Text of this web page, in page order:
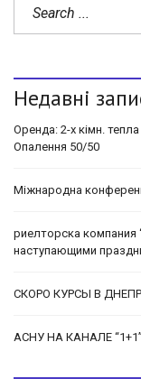
Недавні
Оренда: 2-х кімн.
Опалення 50/50
Міжнародна
риелторска компания
наступающими
СКОРО КУРСЫ В
АСНУ НА КАНАЛЕ “1+1”